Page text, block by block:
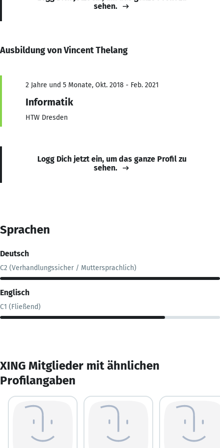
sehen.
Ausbildung von Vincent Thelang
2 Jahre und 5 Monate, Okt. 2018 - Feb. 2021
Informatik
HTW Dresden
Logg Dich jetzt ein, um das ganze Profil zu
sehen.
Sprachen
Deutsch
C2 (Verhandlungssicher / Muttersprachlich)
Englisch
C1 (Fließend)
XING Mitglieder mit ähnlichen
Profilangaben